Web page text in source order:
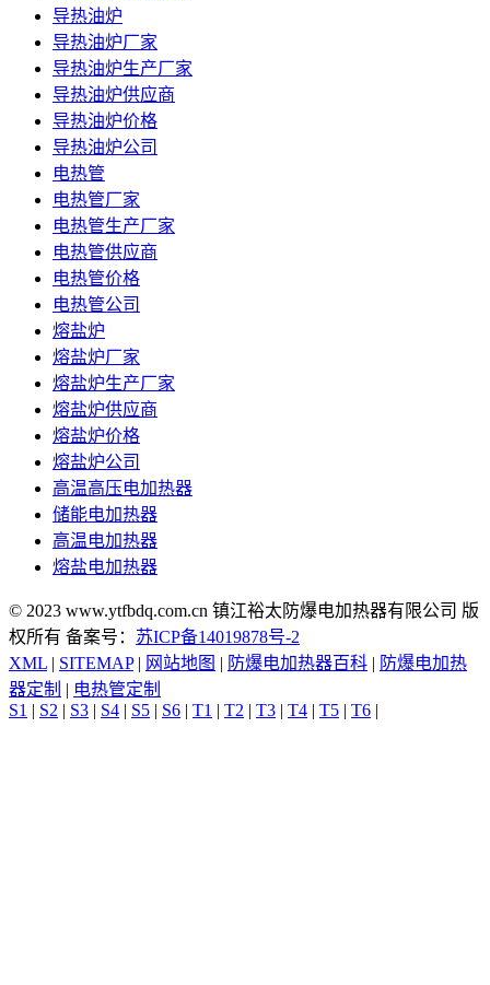
导热油炉
导热油炉厂家
导热油炉生产厂家
导热油炉供应商
导热油炉价格
导热油炉公司
电热管
电热管厂家
电热管生产厂家
电热管供应商
电热管价格
电热管公司
熔盐炉
熔盐炉厂家
熔盐炉生产厂家
熔盐炉供应商
熔盐炉价格
熔盐炉公司
高温高压电加热器
储能电加热器
高温电加热器
熔盐电加热器
© 2023 www.ytfbdq.com.cn 镇江裕太防爆电加热器有限公司 版
权所有 备案号： 苏ICP备14019878号-2
XML | SITEMAP| 网站地图 | 防爆电加热器百科 | 防爆电加热
器定制 | 电热管定制
S1 | S2 | S3 | S4 | S5 | S6 | T1 | T2 | T3 | T4 | T5 | T6 |